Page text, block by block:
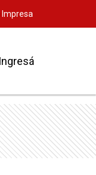
Impresa
Ingresá